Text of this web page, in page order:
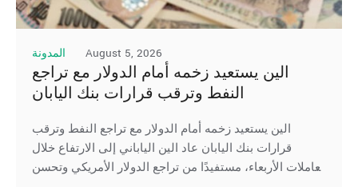
المدونة August 5, 2026
الين يستعيد زخمه أمام الدولار مع تراجع
النفط وترقب قرارات بنك اليابان
الين يستعيد زخمه أمام الدولار مع تراجع النفط وترقب
قرارات بنك اليابان عاد الين الياباني إلى الارتفاع خلال
تعاملات الأربعاء، مستفيدًا من تراجع الدولار الأمريكي وتحسن